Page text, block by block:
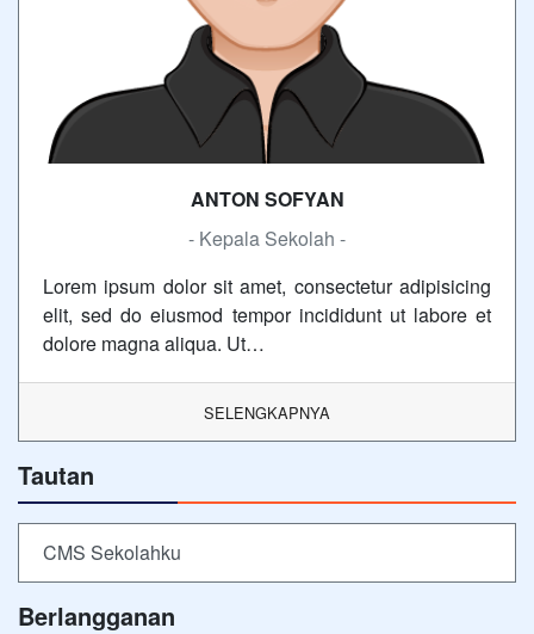
ANTON SOFYAN
- Kepala Sekolah -
Lorem ipsum dolor sit amet, consectetur adipisicing
elit, sed do eiusmod tempor incididunt ut labore et
dolore magna aliqua. Ut…
SELENGKAPNYA
Tautan
CMS Sekolahku
Berlangganan